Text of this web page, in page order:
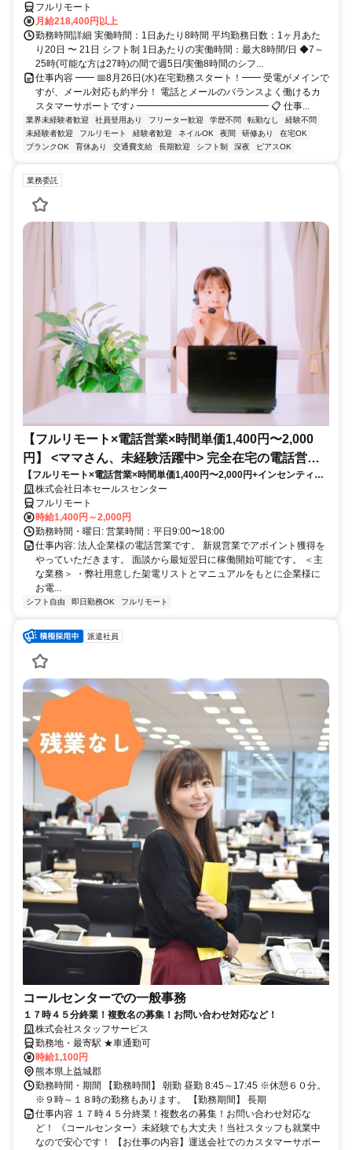
フルリモート
月給218,400円以上
勤務時間詳細 実働時間：1日あたり8時間 平均勤務日数：1ヶ月あた
り20日 〜 21日 シフト制 1日あたりの実働時間：最大8時間/日 ◆7～
25時(可能な方は27時)の間で週5日/実働8時間のシフ...
仕事内容 ━━ 📅8月26日(水)在宅勤務スタート！━━ 受電がメインで
すが、メール対応も約半分！ 電話とメールのバランスよく働けるカ
スタマーサポートです♪ ━━━━━━━━━━━━━━ 📋 仕事...
業界未経験者歓迎 社員登用あり フリーター歓迎 学歴不問 転勤なし
経験不問
未経験者歓迎
フルリモート 経験者歓迎 ネイルOK 夜間 研修あり
在宅OK
ブランクOK
育休あり 交通費支給 長期歓迎 シフト制 深夜 ピアスOK
業務委託
【フルリモート×電話営業×時間単価1,400円〜2,000
円】 <ママさん、未経験活躍中> 完全在宅の電話営業
で家庭と仕事の両立を実現
【フルリモート×電話営業×時間単価1,400円〜2,000円+インセンティブ
あり】 ＜ママさん、未経験活躍中＞ 完全在宅の電話営業で家庭と仕事の
両立を実現
株式会社日本セールスセンター
フルリモート
時給1,400円～2,000円
勤務時間・曜日: 営業時間：平日9:00〜18:00
仕事内容: 法人企業様の電話営業です。 新規営業でアポイント獲得を
やっていただきます。 面談から最短翌日に稼働開始可能です。 ＜主
な業務＞ ・弊社用意した架電リストとマニュアルをもとに企業様に
お電...
シフト自由 即日勤務OK フルリモート
派遣社員
コールセンターでの一般事務
１７時４５分終業！複数名の募集！お問い合わせ対応など！
株式会社スタッフサービス
勤務地・最寄駅 ★車通勤可
時給1,100円
熊本県上益城郡
勤務時間・期間 【勤務時間】 朝勤 昼勤 8:45～17:45 ※休憩６０分。
※９時～１８時の勤務もあります。 【勤務期間】 長期
仕事内容 １７時４５分終業！複数名の募集！お問い合わせ対応な
ど！ 《コールセンター》未経験でも大丈夫！当社スタッフも就業中
なので安心です！ 【お仕事の内容】運送会社でのカスタマーサポー